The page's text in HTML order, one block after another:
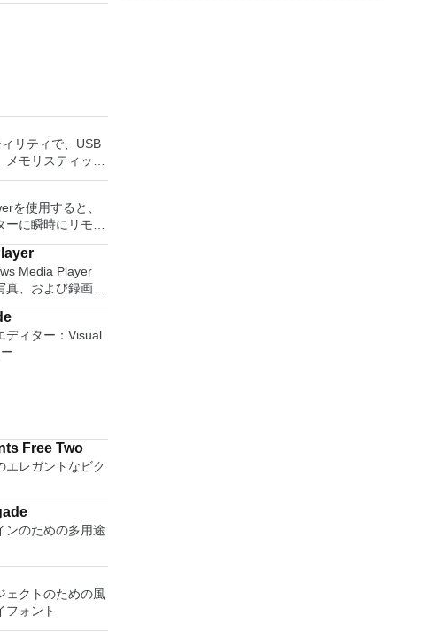
リティで、USB
モリスティック
フラッシュドライ
作成できます。
で役立ちます。
びUEFI用の起動
ストールメディ
。 OSがイ
システムで作業
の
DOSからフラッシ
低レベルのユ
必要がある場
、Linux
Editor、
、
CD、Windows
Server 2003
7、
れている言語は
ドネシア語、マレ
、ダンスク、ド
ン語、フランス
を使用すると、
に瞬時にリモー
Mac、Windows
、世界中のどこ
を使用すると、
クトップを表示し
の前に直接座って
キーボードを制
です。制御した
をインストール
スタンドアロン
要があります。
です。 クラウド
Connectを実行し
に接続します。
ARD）などのサ
ーターに直接接
でVNC Viewerに
のデバイス間の
よび同期します。
Media Player
、および録画し
てを保存して楽し
います。 再
むためのポータ
、さらには家中
音楽体験がさらに
ターテイメント
- 音楽、ビデオ、
番組をすべて保存
でも楽しめる -
デオ、写真にアク
ディター：Visual
Free Two
エレガントなビク
ンのための多用途
ェクトのための風
フォント